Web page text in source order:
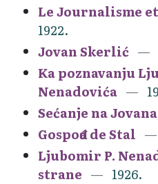
Le Journalisme
1922.
Jovan Skerlić
Ka poznavanju
Nenadovića
Sećanje na
Gospođa de Stal
Ljubomir P.
strane
1926.